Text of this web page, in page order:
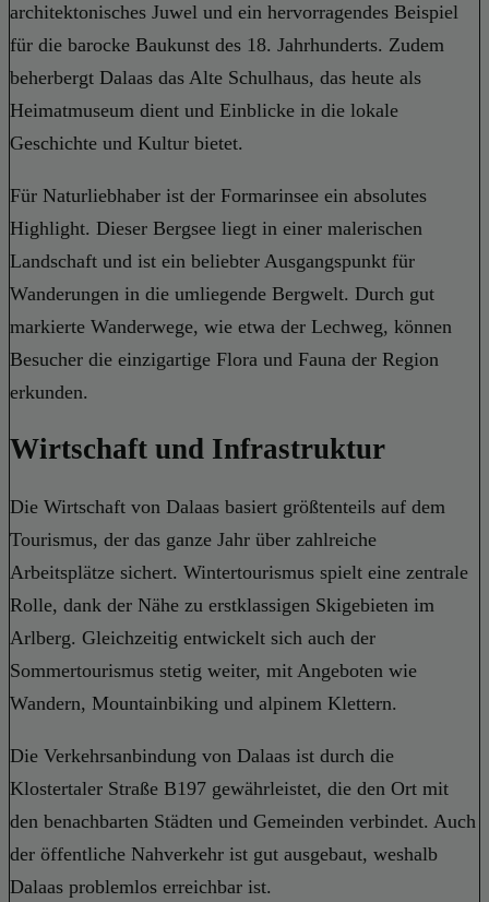
architektonisches Juwel und ein hervorragendes Beispiel
für die barocke Baukunst des 18. Jahrhunderts. Zudem
beherbergt Dalaas das Alte Schulhaus, das heute als
Heimatmuseum dient und Einblicke in die lokale
Geschichte und Kultur bietet.
Für Naturliebhaber ist der Formarinsee ein absolutes
Highlight. Dieser Bergsee liegt in einer malerischen
Landschaft und ist ein beliebter Ausgangspunkt für
Wanderungen in die umliegende Bergwelt. Durch gut
markierte Wanderwege, wie etwa der Lechweg, können
Besucher die einzigartige Flora und Fauna der Region
erkunden.
Wirtschaft und Infrastruktur
Die Wirtschaft von Dalaas basiert größtenteils auf dem
Tourismus, der das ganze Jahr über zahlreiche
Arbeitsplätze sichert. Wintertourismus spielt eine zentrale
Rolle, dank der Nähe zu erstklassigen Skigebieten im
Arlberg. Gleichzeitig entwickelt sich auch der
Sommertourismus stetig weiter, mit Angeboten wie
Wandern, Mountainbiking und alpinem Klettern.
Die Verkehrsanbindung von Dalaas ist durch die
Klostertaler Straße B197 gewährleistet, die den Ort mit
den benachbarten Städten und Gemeinden verbindet. Auch
der öffentliche Nahverkehr ist gut ausgebaut, weshalb
Dalaas problemlos erreichbar ist.